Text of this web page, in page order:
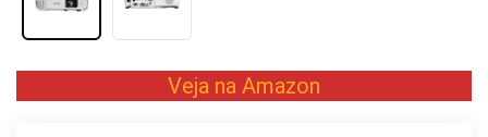
Veja na Amazon